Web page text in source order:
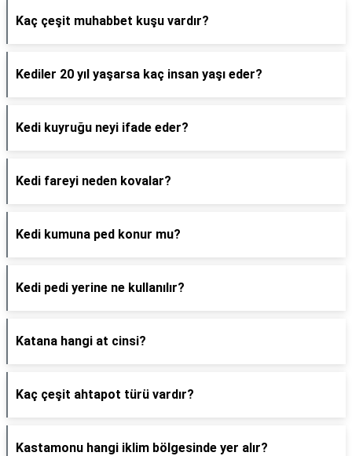
Kaç çeşit muhabbet kuşu vardır?
Kediler 20 yıl yaşarsa kaç insan yaşı eder?
Kedi kuyruğu neyi ifade eder?
Kedi fareyi neden kovalar?
Kedi kumuna ped konur mu?
Kedi pedi yerine ne kullanılır?
Katana hangi at cinsi?
Kaç çeşit ahtapot türü vardır?
Kastamonu hangi iklim bölgesinde yer alır?